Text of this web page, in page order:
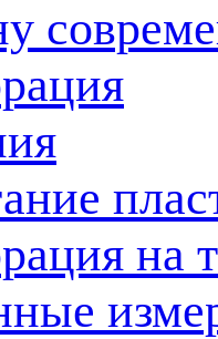
на